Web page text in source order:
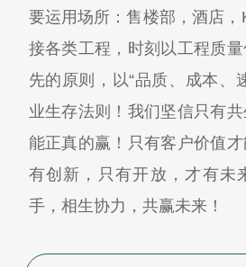
要运用场所：售楼部，酒店
接各类工程，时刻以工程质
先的原则，以“品质、成本、
业生存法则！我们坚信只有
能正真的赢！只有客户价值
有创新，只有开放，才有未
手，相生协力，共赢未来！